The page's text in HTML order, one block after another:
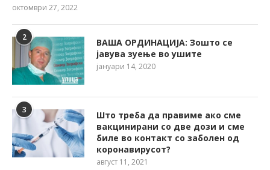
октомври 27, 2022
2
ВАША ОРДИНАЦИЈА: Зошто се
јавува зуење во ушите
јануари 14, 2020
3
Што треба да правиме ако сме
вакцинирани со две дози и сме
биле во контакт со заболен од
коронавирусот?
август 11, 2021